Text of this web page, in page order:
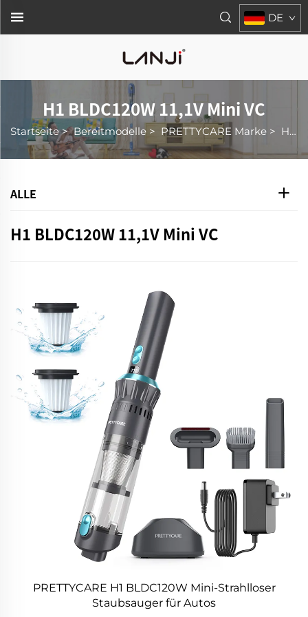
DE
H1 BLDC120W 11,1V Mini VC
Startseite>Bereitmodelle > PRETTYCARE Marke > H1 BLDC120W 11,1V Mini Staubsauger
ALLE
H1 BLDC120W 11,1V Mini VC
PRETTYCARE H1 BLDC120W Mini-Strahlloser
Staubsauger für Autos